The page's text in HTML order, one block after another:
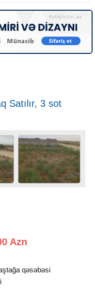
Satılır, 3 sot
Azn
qəsəbəsi